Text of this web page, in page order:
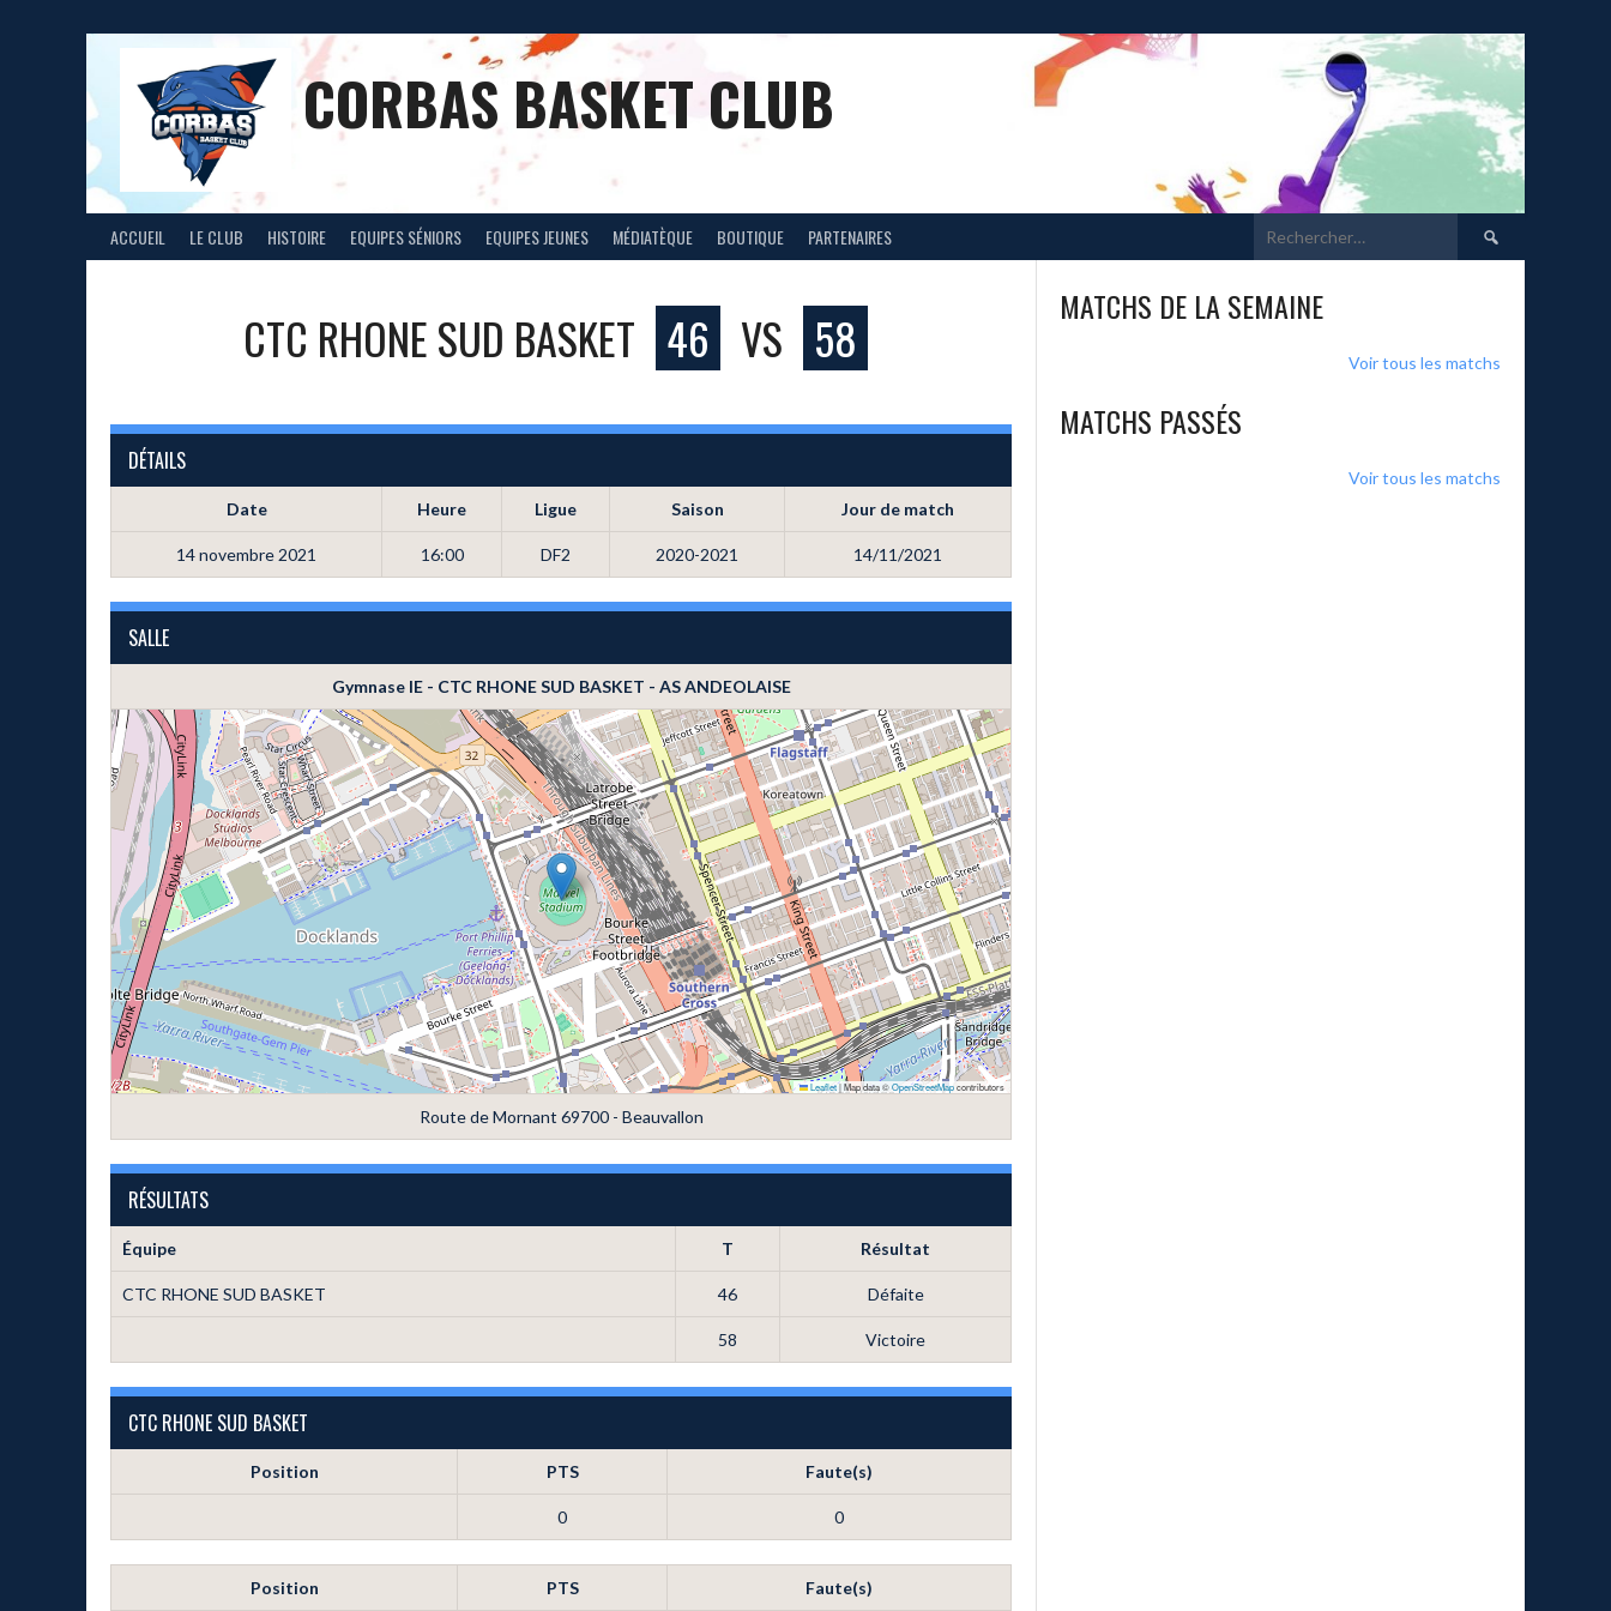
CORBAS BASKET CLUB
ACCUEIL LE CLUB HISTOIRE EQUIPES SÉNIORS EQUIPES JEUNES MÉDIATÈQUE BOUTIQUE PARTENAIRES Rechercher :
CTC RHONE SUD BASKET 46 VS 58
DÉTAILS
Date Heure Ligue Saison Jour de match
14 novembre 2021 16:00 DF2 2020-2021 14/11/2021
SALLE
Gymnase IE - CTC RHONE SUD BASKET - AS ANDEOLAISE
Leaflet|Map data ©OpenStreetMapcontributors
Route de Mornant 69700 - Beauvallon
RÉSULTATS
Équipe T Résultat
CTC RHONE SUD BASKET 46 Défaite
58 Victoire
CTC RHONE SUD BASKET
Position PTS Faute(s)
0 0
Position PTS Faute(s)
MATCHS DE LA SEMAINE
Voir tous les matchs
MATCHS PASSÉS
Voir tous les matchs